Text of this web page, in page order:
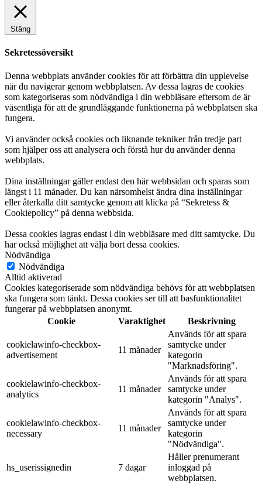
Stäng
Sekretessöversikt
Denna webbplats använder cookies för att förbättra din upplevelse
när du navigerar genom webbplatsen. Av dessa lagras de cookies
som kategoriseras som nödvändiga i din webbläsare eftersom de är
väsentliga för att de grundläggande funktionerna på webbplatsen ska
fungera.
Vi använder också cookies och liknande tekniker från tredje part
som hjälper oss att analysera och förstå hur du använder denna
webbplats.
Dina inställningar gäller endast den här webbsidan och sparas som
längst i 11 månader. Du kan närsomhelst ändra dina inställningar
eller återkalla ditt samtycke genom att klicka på “Sekretess &
Cookiepolicy” på denna webbsida.
Dessa cookies lagras endast i din webbläsare med ditt samtycke. Du
har också möjlighet att välja bort dessa cookies.
Nödvändiga
Nödvändiga
Alltid aktiverad
Cookies kategoriserade som nödvändiga behövs för att webbplatsen
ska fungera som tänkt. Dessa cookies ser till att basfunktionalitet
fungerar på webbplatsen anonymt.
Cookie
Varaktighet Beskrivning
cookielawinfo-checkbox-
advertisement
11 månader
Används för att spara
samtycke under
kategorin
"Marknadsföring".
cookielawinfo-checkbox-
analytics
11 månader
Används för att spara
samtycke under
kategorin "Analys".
cookielawinfo-checkbox-
necessary
11 månader
Används för att spara
samtycke under
kategorin
"Nödvändiga".
hs_userissignedin 7 dagar
Håller prenumerant
inloggad på
webbplatsen.